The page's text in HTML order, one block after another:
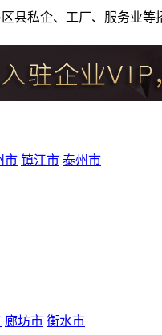
县私企、工厂、服务业
市 镇江市 泰州市
廊坊市 衡水市